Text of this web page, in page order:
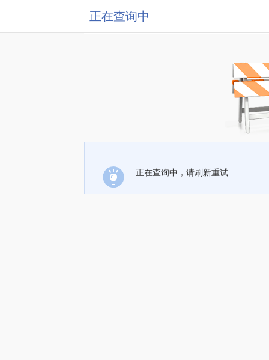
正在查询中
正在查询中，请刷新重试